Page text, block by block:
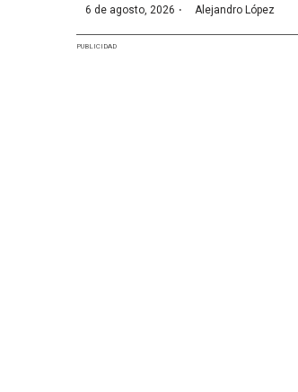
6 de agosto, 2026 · Alejandro López
PUBLICIDAD